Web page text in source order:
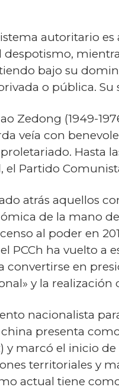
autoritario
despotismo,
bajo su
o pública.
Zedong (1949-
veía con
Hasta
el Partido
atrás aquellos
de la mano
al poder en
PCCh ha vuelto a
convertirse en
y la realización
nacionalista
presenta
y marcó el inicio
territoriales y
actual tiene